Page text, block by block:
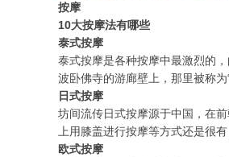
按摩
10大按摩法有哪些
泰式按摩
泰式按摩是各种按摩中最激烈的
波卧佛寺的游廊壁上，那里被称为
日式按摩
坊间流传日式按摩源于中国，在
上用膝盖进行按摩等方式还是很有
欧式按摩